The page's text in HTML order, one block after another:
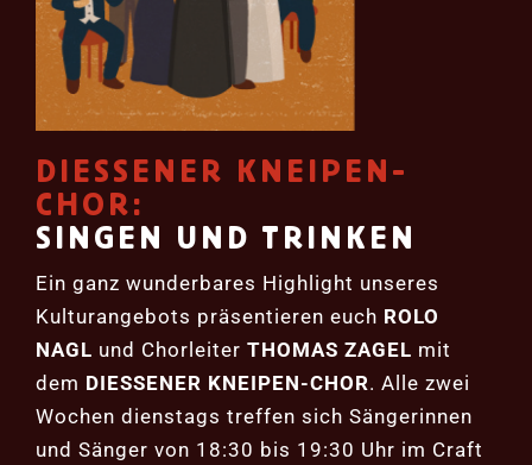
DIESSENER KNEIPEN-
CHOR:
SINGEN UND TRINKEN
Ein ganz wunderbares Highlight unseres
Kulturangebots präsentieren euch ROLO
NAGL und Chorleiter THOMAS ZAGEL mit
dem DIESSENER KNEIPEN-CHOR. Alle zwei
Wochen dienstags treffen sich Sängerinnen
und Sänger von 18:30 bis 19:30 Uhr im Craft